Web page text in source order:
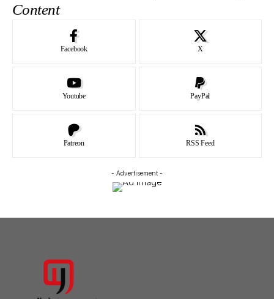
Content
Facebook X
Youtube PayPal
Patreon RSS Feed
- Advertisement -